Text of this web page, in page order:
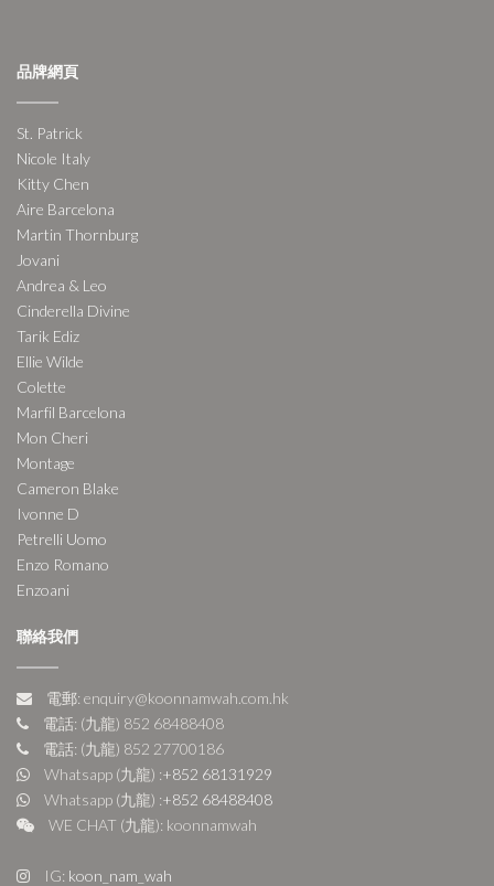
品牌網頁
St. Patrick
Nicole Italy
Kitty Chen
Aire Barcelona
Martin Thornburg
Jovani
Andrea & Leo
Cinderella Divine
Tarik Ediz
Ellie Wilde
Colette
Marfil Barcelona
Mon Cheri
Montage
Cameron Blake
Ivonne D
Petrelli Uomo
Enzo Romano
Enzoani
聯絡我們
電郵: enquiry@koonnamwah.com.hk
電話: (九龍) 852 68488408
電話: (九龍) 852 27700186
Whatsapp (九龍) :+852 68131929
Whatsapp (九龍) :+852 68488408
WE CHAT (九龍): koonnamwah
IG: koon_nam_wah